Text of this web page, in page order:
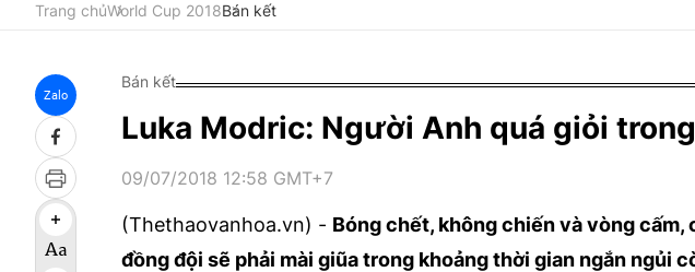
Trang chủWorld Cup 2018Bán kết
Zalo
Bán kết
Luka Modric: Người Anh quá giỏi
09/07/2018 12:58 GMT+7
(Thethaovanhoa.vn) - Bóng chết, không chiến và vòng
đồng đội sẽ phải mài giũa trong khoảng thời gian ngắn ngủi